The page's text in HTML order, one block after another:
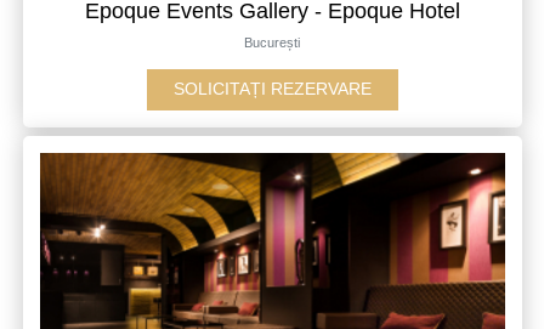
Epoque Events Gallery - Epoque Hotel
București
SOLICITAȚI REZERVARE